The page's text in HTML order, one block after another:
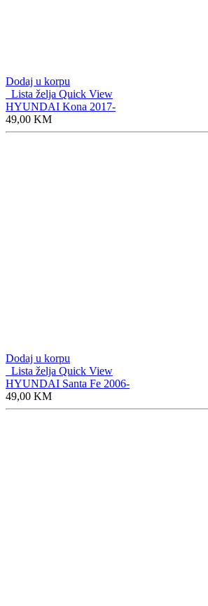
Dodaj u korpu
Lista želja Quick View
HYUNDAI Kona 2017-
49,00 KM
Dodaj u korpu
Lista želja Quick View
HYUNDAI Santa Fe 2006-
49,00 KM